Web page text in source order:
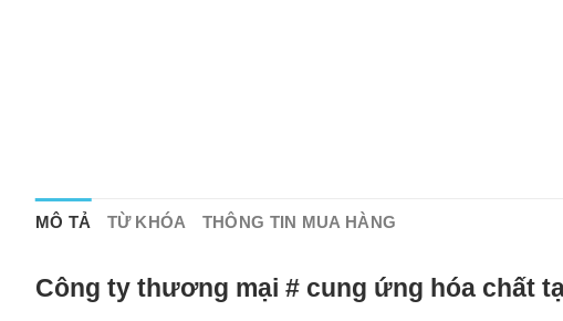
MÔ TẢ TỪ KHÓA THÔNG TIN MUA HÀNG
Công ty thương mại # cung ứng hóa chất